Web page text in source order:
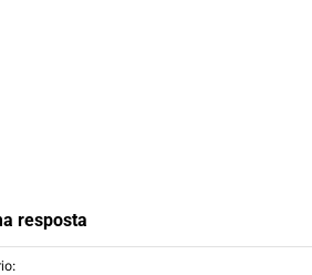
resposta